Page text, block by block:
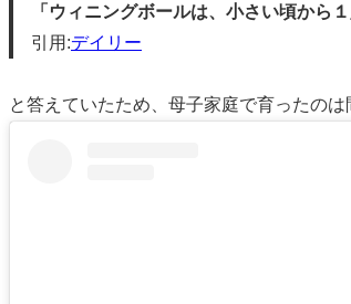
「ウィニングボールは、小さい頃から
引用:デイリー
と答えていたため、母子家庭で育ったのは